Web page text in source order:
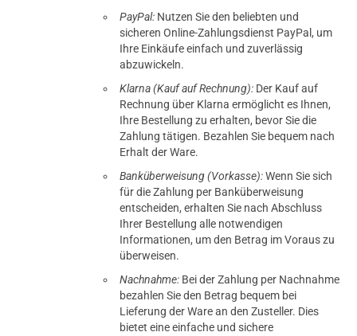
PayPal: Nutzen Sie den beliebten und
sicheren Online-Zahlungsdienst PayPal, um
Ihre Einkäufe einfach und zuverlässig
abzuwickeln.
Klarna (Kauf auf Rechnung): Der Kauf auf
Rechnung über Klarna ermöglicht es Ihnen,
Ihre Bestellung zu erhalten, bevor Sie die
Zahlung tätigen. Bezahlen Sie bequem nach
Erhalt der Ware.
Banküberweisung (Vorkasse):Wenn Sie sich
für die Zahlung per Banküberweisung
entscheiden, erhalten Sie nach Abschluss
Ihrer Bestellung alle notwendigen
Informationen, um den Betrag im Voraus zu
überweisen.
Nachnahme: Bei der Zahlung per Nachnahme
bezahlen Sie den Betrag bequem bei
Lieferung der Ware an den Zusteller. Dies
bietet eine einfache und sichere